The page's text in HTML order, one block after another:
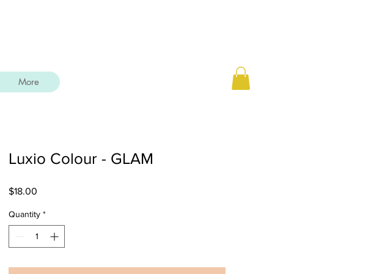
Luxio Colour - GLAM
$18.00
Quantity *
More